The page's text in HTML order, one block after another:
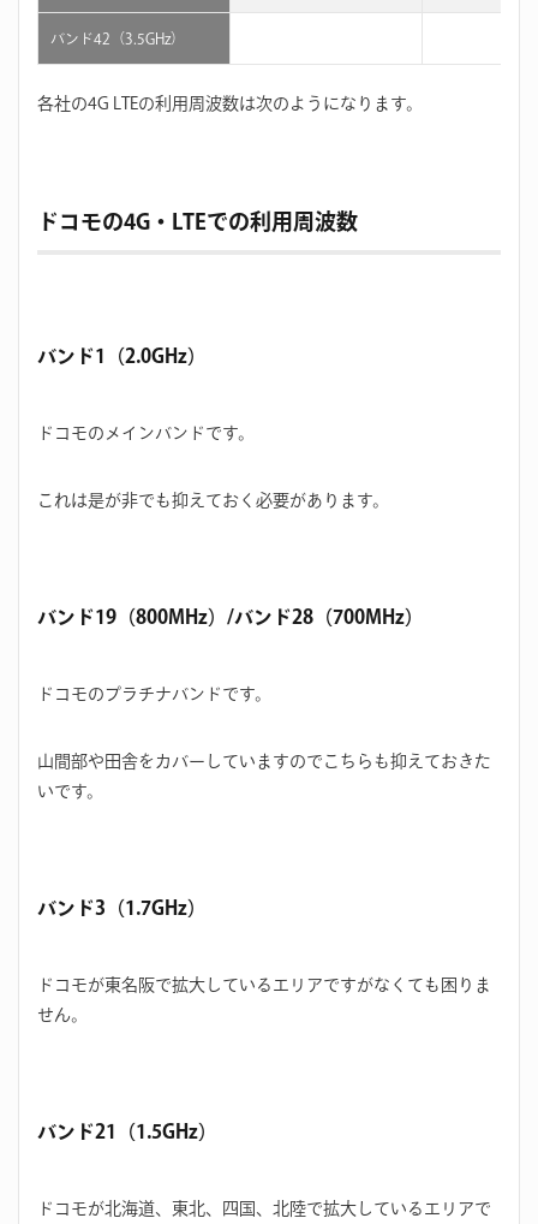
バンド42（3.5GHz）
各社の4G LTEの利用周波数は次のようになります。
ドコモの4G・LTEでの利用周波数
バンド1（2.0GHz）
ドコモのメインバンドです。
これは是が非でも抑えておく必要があります。
バンド19（800MHz）/バンド28（700MHz）
ドコモのプラチナバンドです。
山間部や田舎をカバーしていますのでこちらも抑えておきた
いです。
バンド3（1.7GHz）
ドコモが東名阪で拡大しているエリアですがなくても困りま
せん。
バンド21（1.5GHz）
ドコモが北海道、東北、四国、北陸で拡大しているエリアで